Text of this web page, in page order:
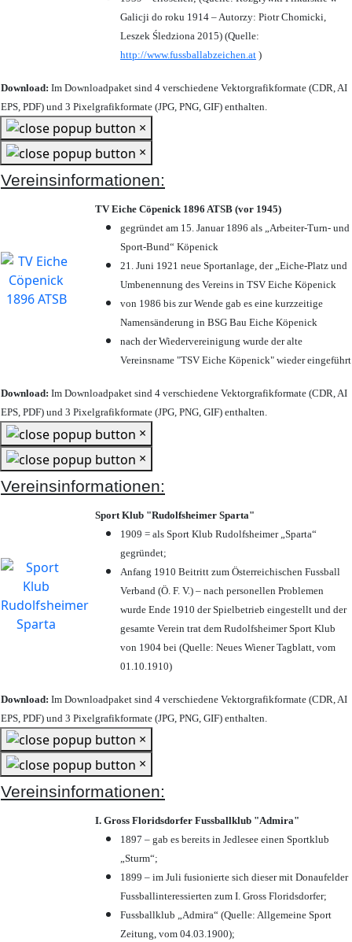
Galicji do roku 1914 – Autorzy: Piotr Chomicki,
Leszek Śledziona 2015) (Quelle:
http://www.fussballabzeichen.at )
Download: Im Downloadpaket sind 4 verschiedene Vektorgrafikformate (CDR, AI
EPS, PDF) und 3 Pixelgrafikformate (JPG, PNG, GIF) enthalten.
×
×
Vereinsinformationen:
TV Eiche Cöpenick 1896 ATSB (vor 1945)
gegründet am 15. Januar 1896 als „Arbeiter-Turn- und
Sport-Bund“ Köpenick
21. Juni 1921 neue Sportanlage, der „Eiche-Platz und
Umbenennung des Vereins in TSV Eiche Köpenick
von 1986 bis zur Wende gab es eine kurzzeitige
Namensänderung in BSG Bau Eiche Köpenick
nach der Wiedervereinigung wurde der alte
Vereinsname "TSV Eiche Köpenick" wieder eingeführt
Download: Im Downloadpaket sind 4 verschiedene Vektorgrafikformate (CDR, AI
EPS, PDF) und 3 Pixelgrafikformate (JPG, PNG, GIF) enthalten.
×
×
Vereinsinformationen:
Sport Klub "Rudolfsheimer Sparta"
1909 = als Sport Klub Rudolfsheimer „Sparta“
gegründet;
Anfang 1910 Beitritt zum Österreichischen Fussball
Verband (Ö. F. V.) – nach personellen Problemen
wurde Ende 1910 der Spielbetrieb eingestellt und der
gesamte Verein trat dem Rudolfsheimer Sport Klub
von 1904 bei (Quelle: Neues Wiener Tagblatt, vom
01.10.1910)
Download: Im Downloadpaket sind 4 verschiedene Vektorgrafikformate (CDR, AI
EPS, PDF) und 3 Pixelgrafikformate (JPG, PNG, GIF) enthalten.
×
×
Vereinsinformationen:
I. Gross Floridsdorfer Fussballklub "Admira"
1897 – gab es bereits in Jedlesee einen Sportklub
„Sturm“;
1899 – im Juli fusionierte sich dieser mit Donaufelder
Fussballinteressierten zum I. Gross Floridsdorfer;
Fussballklub „Admira“ (Quelle: Allgemeine Sport
Zeitung, vom 04.03.1900);